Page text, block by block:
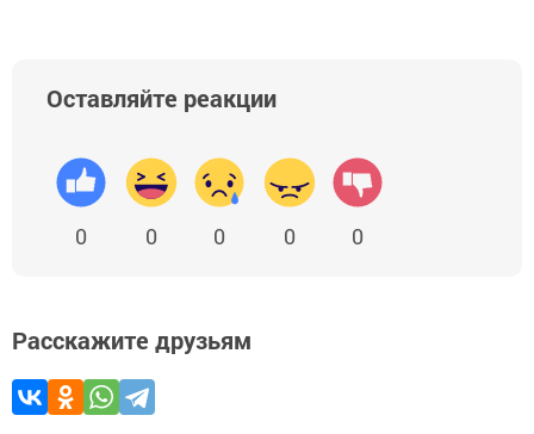
Оставляйте реакции
0 0 0 0 0
Расскажите друзьям